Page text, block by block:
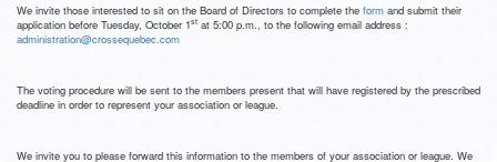
We invite those interested to sit on the Board of Directors to complete the form and submit their
application before Tuesday, October 1st at 5:00 p.m., to the following email address :
administration@crossequebec.com
The voting procedure will be sent to the members present that will have registered by the prescribed
deadline in order to represent your association or league.
We invite you to please forward this information to the members of your association or league. We